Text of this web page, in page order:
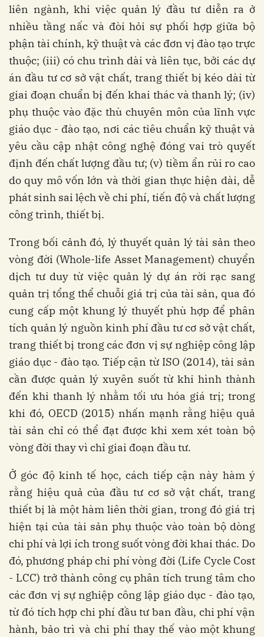
liên ngành, khi việc quản lý đầu tư diễn ra ở
nhiều tầng nấc và đòi hỏi sự phối hợp giữa bộ
phận tài chính, kỹ thuật và các đơn vị đào tạo trực
thuộc; (iii) có chu trình dài và liên tục, bởi các dự
án đầu tư cơ sở vật chất, trang thiết bị kéo dài từ
giai đoạn chuẩn bị đến khai thác và thanh lý; (iv)
phụ thuộc vào đặc thù chuyên môn của lĩnh vực
giáo dục - đào tạo, nơi các tiêu chuẩn kỹ thuật và
yêu cầu cập nhật công nghệ đóng vai trò quyết
định đến chất lượng đầu tư; (v) tiềm ẩn rủi ro cao
do quy mô vốn lớn và thời gian thực hiện dài, dễ
phát sinh sai lệch về chi phí, tiến độ và chất lượng
công trình, thiết bị.
Trong bối cảnh đó, lý thuyết quản lý tài sản theo
vòng đời (Whole-life Asset Management) chuyển
dịch tư duy từ việc quản lý dự án rời rạc sang
quản trị tổng thể chuỗi giá trị của tài sản, qua đó
cung cấp một khung lý thuyết phù hợp để phân
tích quản lý nguồn kinh phí đầu tư cơ sở vật chất,
trang thiết bị trong các đơn vị sự nghiệp công lập
giáo dục - đào tạo. Tiếp cận từ ISO (2014), tài sản
cần được quản lý xuyên suốt từ khi hình thành
đến khi thanh lý nhằm tối ưu hóa giá trị; trong
khi đó, OECD (2015) nhấn mạnh rằng hiệu quả
tài sản chỉ có thể đạt được khi xem xét toàn bộ
vòng đời thay vì chỉ giai đoạn đầu tư.
Ở góc độ kinh tế học, cách tiếp cận này hàm ý
rằng hiệu quả của đầu tư cơ sở vật chất, trang
thiết bị là một hàm liên thời gian, trong đó giá trị
hiện tại của tài sản phụ thuộc vào toàn bộ dòng
chi phí và lợi ích trong suốt vòng đời khai thác. Do
đó, phương pháp chi phí vòng đời (Life Cycle Cost
- LCC) trở thành công cụ phân tích trung tâm cho
các đơn vị sự nghiệp công lập giáo dục - đào tạo,
từ đó tích hợp chi phí đầu tư ban đầu, chi phí vận
hành, bảo trì và chi phí thay thế vào một khung